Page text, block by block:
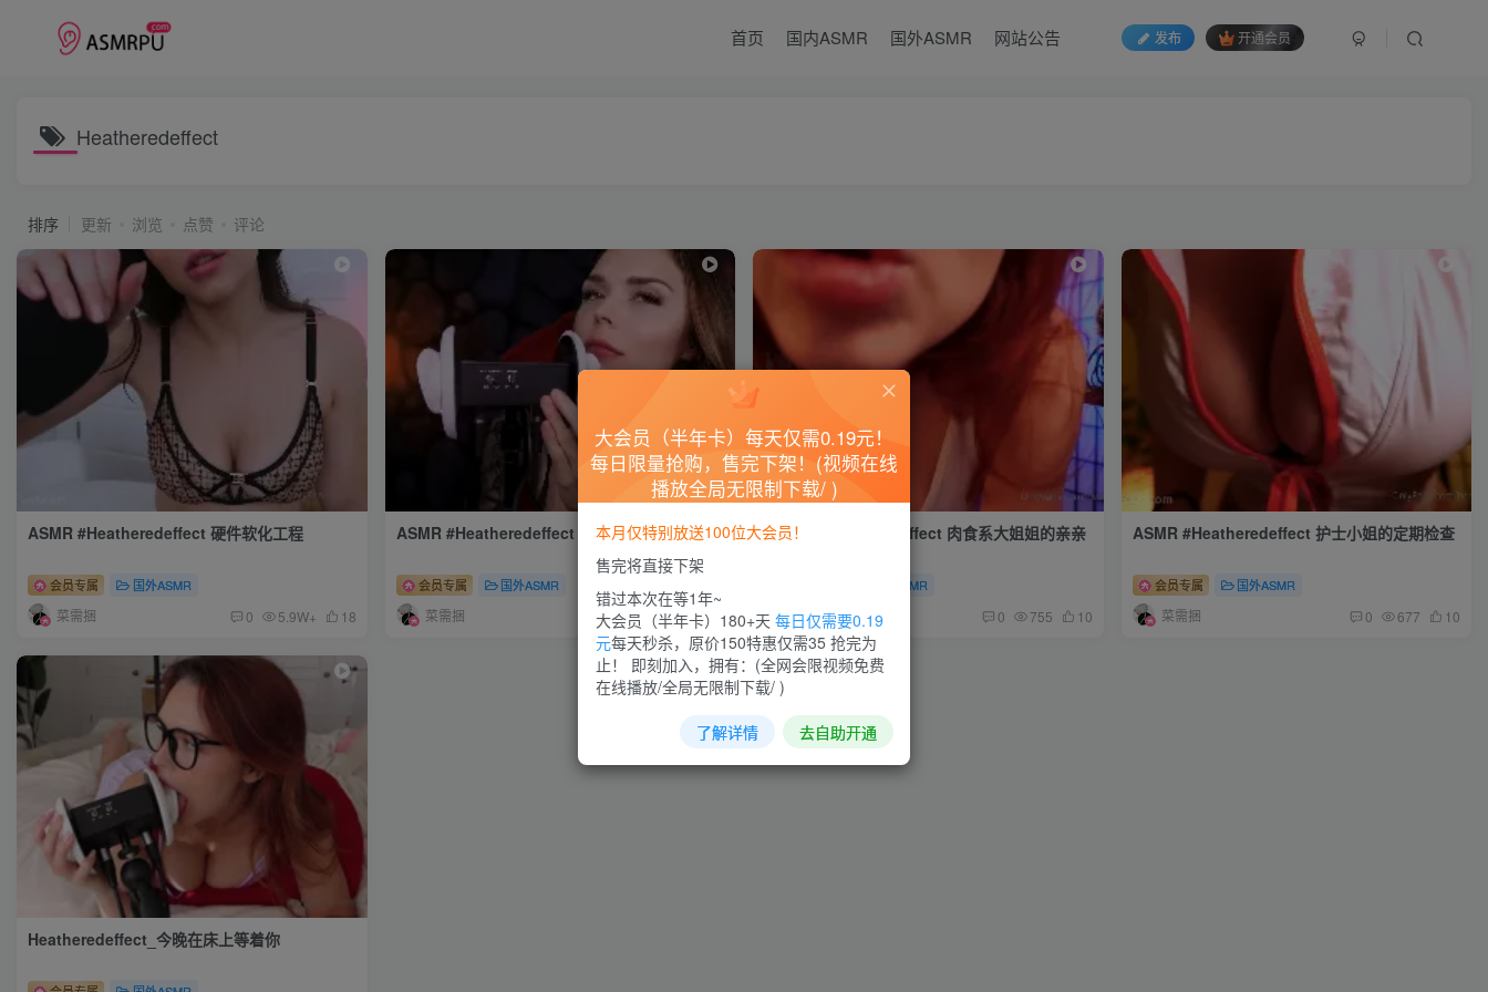
发布 开通会员
首页 国内ASMR 国外ASMR 网站公告
Heatheredeffect
排序 更新 浏览 点赞 评论
ASMR #Heatheredeffect 硬件软化工程
会员专属 国外ASMR
菜需捆 0 5.9W+ 18
ASMR #Heatheredeffect 吸血鬼女王殿下
会员专属 国外ASMR
菜需捆 0 356 13
ASMR #Heatheredeffect 肉食系大姐姐的亲亲
国外ASMR
菜需捆 0 755 10
ASMR #Heatheredeffect 护士小姐的定期检查
会员专属 国外ASMR
菜需捆 0 677 10
Heatheredeffect_今晚在床上等着你
大会员（半年卡）每天仅需0.19元！
每日限量抢购，售完下架！(视频在线
播放全局无限制下载/ )
本月仅特别放送100位大会员！
售完将直接下架
错过本次在等1年~
大会员（半年卡）180+天 每日仅需要0.19
元每天秒杀，原价150特惠仅需35 抢完为
止！ 即刻加入，拥有：(全网会限视频免费
在线播放/全局无限制下载/ )
了解详情 去自助开通